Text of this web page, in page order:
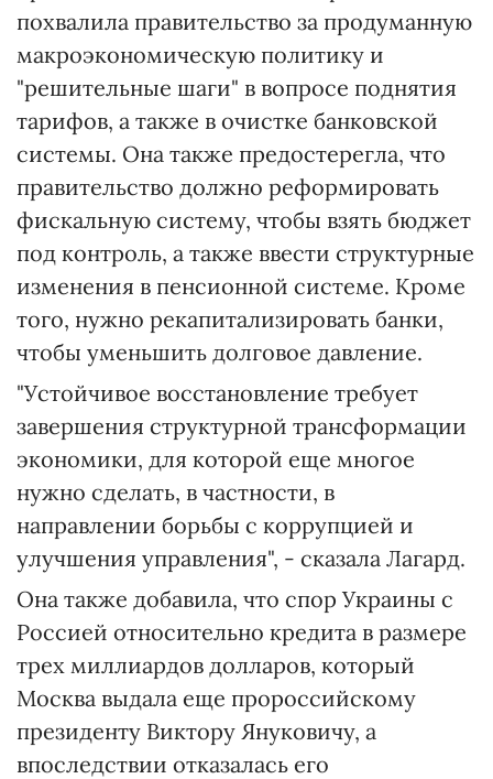
похвалила правительство за продуманную
макроэкономическую политику и
"решительные шаги" в вопросе поднятия
тарифов, а также в очистке банковской
системы. Она также предостерегла, что
правительство должно реформировать
фискальную систему, чтобы взять бюджет
под контроль, а также ввести структурные
изменения в пенсионной системе. Кроме
того, нужно рекапитализировать банки,
чтобы уменьшить долговое давление.
"Устойчивое восстановление требует
завершения структурной трансформации
экономики, для которой еще многое
нужно сделать, в частности, в
направлении борьбы с коррупцией и
улучшения управления", - сказала Лагард.
Она также добавила, что спор Украины с
Россией относительно кредита в размере
трех миллиардов долларов, который
Москва выдала еще пророссийскому
президенту Виктору Януковичу, а
впоследствии отказалась его